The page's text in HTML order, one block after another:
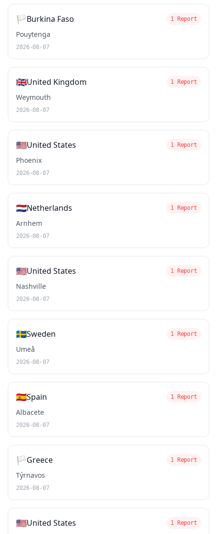
🏳️Burkina Faso 1 Report
Pouytenga
2026-08-07
🇬🇧United Kingdom 1 Report
Weymouth
2026-08-07
🇺🇸United States 1 Report
Phoenix
2026-08-07
🇳🇱Netherlands 1 Report
Arnhem
2026-08-07
🇺🇸United States 1 Report
Nashville
2026-08-07
🇸🇪Sweden 1 Report
Umeå
2026-08-07
🇪🇸Spain 1 Report
Albacete
2026-08-07
🏳️Greece 1 Report
Týrnavos
2026-08-07
🇺🇸United States 1 Report